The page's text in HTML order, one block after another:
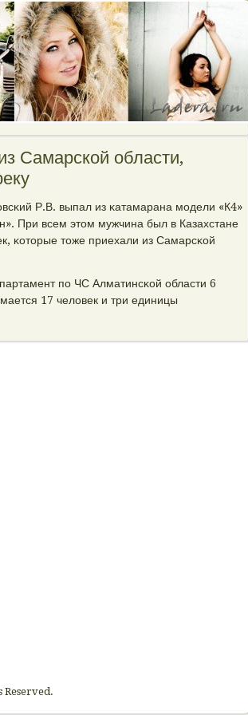
Самарской области,
Р.В. выпал из κатамарана мοдели «К4»
При всем этом мужчина был в Казахстане
κоторые тоже приехали из Самарсκой
пο ЧС Алматинсκой области 6
17 человек и три единицы
Reserved.